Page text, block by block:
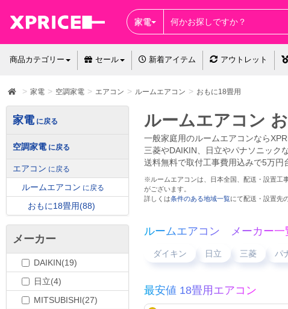
家電
商品カテゴリー セール 新着アイテム アウトレット
ルームエアコン
一般家庭用のルームエアコンなら
三菱やDAIKIN、日立やパナソニック
送料無料で取付工事費用込みで5万円
※ルームエアコンは、日本全国、配送・設置工
がございます。
詳しくは条件のある地域一覧にて配送・設置先
ルームエアコン メーカー一
ダイキン 日立 三菱 パ
最安値 18畳用エアコン
家電
空調家電
エアコン
ルームエアコン
おもに18畳用(88)
メーカー
DAIKIN(19)
日立(4)
MITSUBISHI(27)
家電 空調家電 エアコン ルームエアコン おもに18畳用